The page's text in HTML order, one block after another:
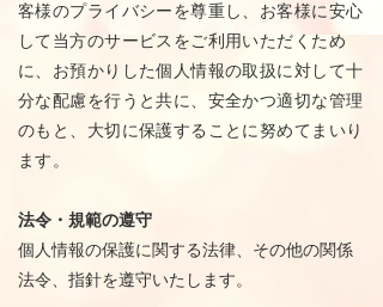
客様のプライバシーを尊重し、お客様に安心
して当方のサービスをご利用いただくため
に、お預かりした個人情報の取扱に対して十
分な配慮を行うと共に、安全かつ適切な管理
のもと、大切に保護することに努めてまいり
ます。
法令・規範の遵守
個人情報の保護に関する法律、その他の関係
法令、指針を遵守いたします。